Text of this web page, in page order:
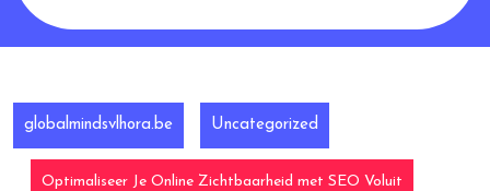
globalmindsvlhora.be Uncategorized
Optimaliseer Je Online Zichtbaarheid met SEO Voluit